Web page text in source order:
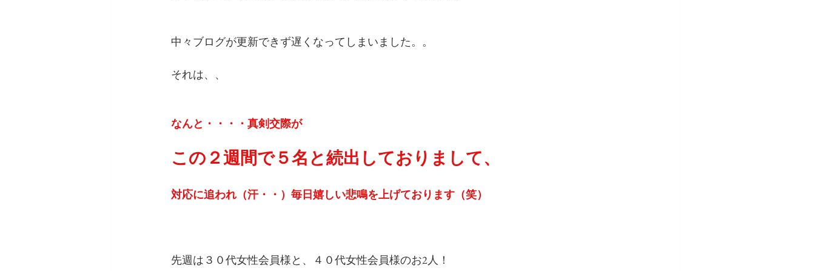
中々ブログが更新できず遅くなってしまいました。。
それは、、
なんと・・・・真剣交際が
この２週間で５名と続出しておりまして、
対応に追われ（汗・・）毎日嬉しい悲鳴を上げております（笑）
先週は３０代女性会員様と、４０代女性会員様のお2人！